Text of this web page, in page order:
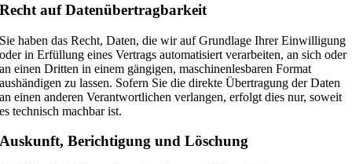
Recht auf Daten­übertrag­barkeit
Sie haben das Recht, Daten, die wir auf Grundlage Ihrer Einwilligung
oder in Erfüllung eines Vertrags automatisiert verarbeiten, an sich oder
an einen Dritten in einem gängigen, maschinenlesbaren Format
aushändigen zu lassen. Sofern Sie die direkte Übertragung der Daten
an einen anderen Verantwortlichen verlangen, erfolgt dies nur, soweit
es technisch machbar ist.
Auskunft, Berichtigung und Löschung